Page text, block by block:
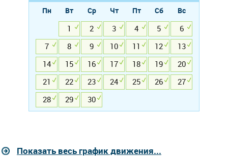
Пн Вт Ср Чт Пт Сб
Вс
1
2 3 4 5
6
7
8 9 10 11 12
13
14
15 16 17 18 19
20
21
22 23 24 25 26
27
28
29 30
Показать весь график движения...